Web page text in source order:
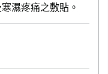
濕疼痛之敷貼。